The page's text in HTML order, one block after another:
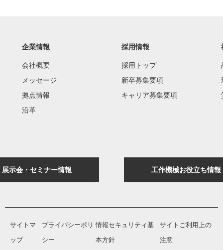
企業情報
会社概要
メッセージ
拠点情報
沿革
採用情報
採用トップ
新卒募集要項
キャリア募集要項
展示会・セミナー情報 工作機械お役立ち情報
サイトマ
ップ
プライバシーポリ
シー
情報セキュリティ基
本方針
サイトご利用上の
注意